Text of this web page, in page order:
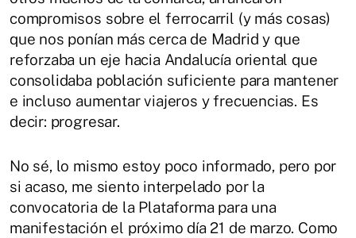
compromisos sobre el ferrocarril (y más cosas)
que nos ponían más cerca de Madrid y que
reforzaba un eje hacia Andalucía oriental que
consolidaba población suficiente para mantener
e incluso aumentar viajeros y frecuencias. Es
decir: progresar.
No sé, lo mismo estoy poco informado, pero por
si acaso, me siento interpelado por la
convocatoria de la Plataforma para una
manifestación el próximo día 21 de marzo. Como